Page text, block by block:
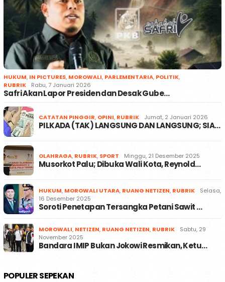
HUKUM, IN PICTURES, MOROWALI, PARLEMENTARIA, POLITIK,
RUBRIK
Rabu, 7 Januari 2026
Safri Akan Lapor Presiden dan Desak Gube…
CATATAN PINGGIR, OPINI, RUBRIK Jumat, 2 Januari 2026
PILKADA (TAK) LANGSUNG DAN LANGSUNG; SIA…
OLAHRAGA, RUBRIK, SPORT Minggu, 21 Desember 2025
Musorkot Palu; Dibuka Wali Kota, Reynold…
HUKUM, MOROWALI UTARA, RUANG NETIZEN, RUBRIK
Selasa,
16 Desember 2025
Soroti Penetapan Tersangka Petani Sawit …
MOROWALI, NETIZEN, RUANG NETIZEN, RUBRIK
Sabtu, 29
November 2025
Bandara IMIP Bukan Jokowi Resmikan, Ketu…
POPULER SEPEKAN